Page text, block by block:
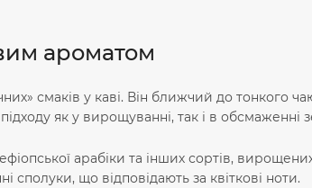
ароматом
смаків у каві. Він ближчий до тонкого
як у вирощуванні, так і в обсмаженні
арабіки та інших сортів,
що відповідають за квіткові ноти.